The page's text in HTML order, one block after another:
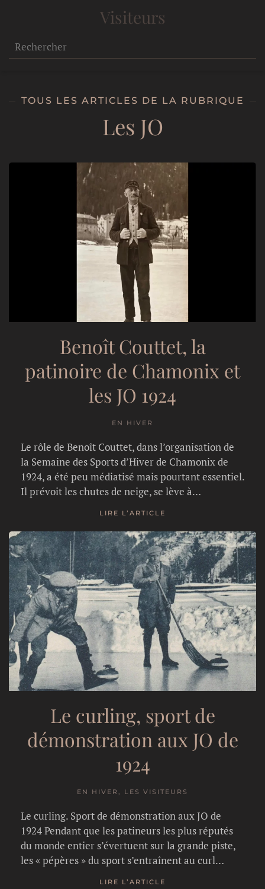
Visiteurs
TOUS LES ARTICLES DE LA RUBRIQUE
Les JO
Benoît Couttet, la
patinoire de Chamonix et
les JO 1924
EN HIVER
Le rôle de Benoît Couttet, dans l’organisation de
la Semaine des Sports d’Hiver de Chamonix de
1924, a été peu médiatisé mais pourtant essentiel.
Il prévoit les chutes de neige, se lève à…
LIRE L’ARTICLE
Le curling, sport de
démonstration aux JO de
1924
EN HIVER, LES VISITEURS
Le curling. Sport de démonstration aux JO de
1924 Pendant que les patineurs les plus réputés
du monde entier s’évertuent sur la grande piste,
les « pépères » du sport s’entraînent au curl…
LIRE L’ARTICLE